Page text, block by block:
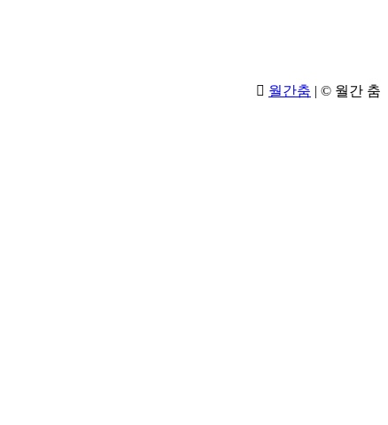
월간춤 | © 월간 춤